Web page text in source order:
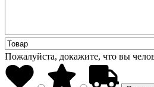
Пожалуйста, докажите, что вы